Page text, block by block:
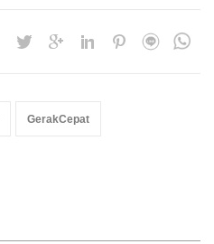
GerakCepat